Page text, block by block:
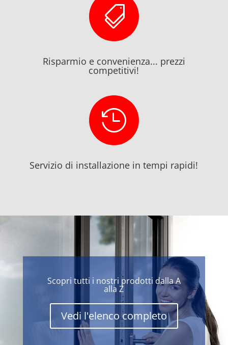

Risparmio e convenienza... prezzi
competitivi!

Servizio di installazione in tempi rapidi!
Scopri tutti i nostri prodotti dalla A
alla Z
Vedi l'elenco completo